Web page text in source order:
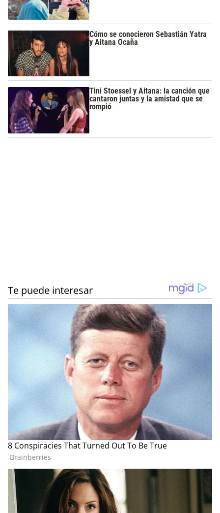
Cómo se conocieron Sebastián Yatra
y Aitana Ocaña
Tini Stoessel y Aitana: la canción que
cantaron juntas y la amistad que se
rompió